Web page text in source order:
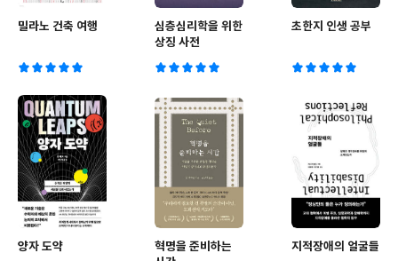
밀라노 건축 여행
심층심리학을 위한
상징 사전
초한지 인생 공부
양자 도약
혁명을 준비하는
지적장애의 얼굴들